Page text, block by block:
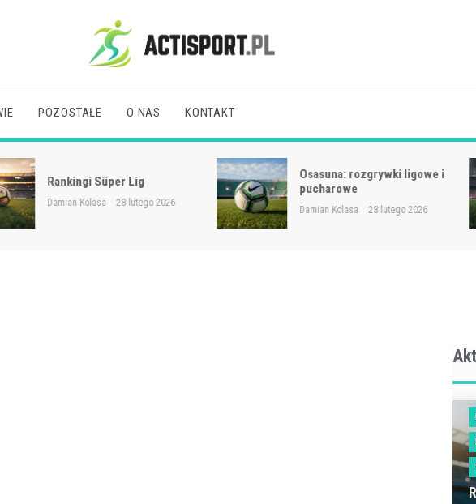
POZOSTAŁE O NAS KONTAKT
Rankingi Süper Lig
Damian Kolasa 28 lutego 2026
Osasuna: rozgrywki ligowe i
pucharowe
Damian Kolasa 28 lutego 2026